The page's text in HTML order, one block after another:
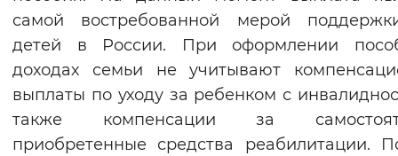
самой востребованной мерой
детей в России. При оформлении
доходах семьи не учитывают
выплаты по уходу за ребенком с
также компенсации за
приобретенные средства реабилитации.